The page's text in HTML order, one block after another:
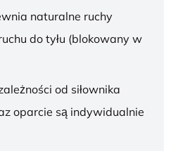
naturalne ruchy
do tyłu (blokowany w
od siłownika
oparcie są indywidualnie